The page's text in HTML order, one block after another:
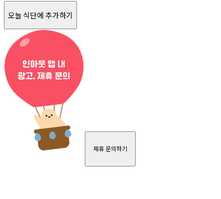
오늘 식단에 추가하기
제휴 문의하기